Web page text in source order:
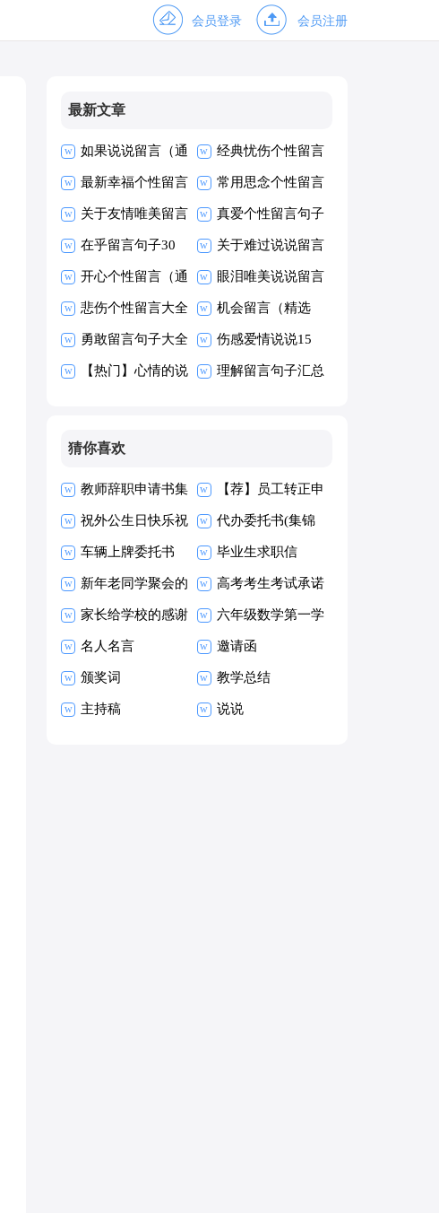
会员登录 会员注册
最新文章
如果说说留言（通
用70句）
经典忧伤个性留言
90句
最新幸福个性留言
大全（精选200
句）
常用思念个性留言
大全60句精选
关于友情唯美留言
30句
真爱个性留言句子
大全60句
在乎留言句子30
句
关于难过说说留言
大全（通用90
句）
开心个性留言（通
用40句）
眼泪唯美说说留言
大全50句精选
悲伤个性留言大全
（精选50句）
机会留言（精选
60句）
勇敢留言句子大全
60句精选
伤感爱情说说15
篇
【热门】心情的说 理解留言句子汇总
猜你喜欢
教师辞职申请书集
合15篇
【荐】员工转正申
请书
祝外公生日快乐祝
福语
代办委托书(集锦
15篇)
车辆上牌委托书 毕业生求职信
【热】
新年老同学聚会的
祝酒词
高考考生考试承诺
书15篇
家长给学校的感谢
信
六年级数学第一学
期教学工作总结
名人名言 邀请函
颁奖词 教学总结
主持稿 说说